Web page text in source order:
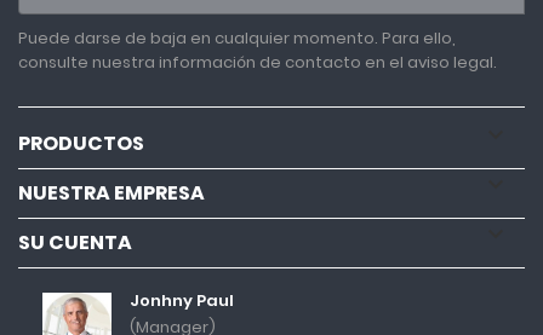
Puede darse de baja en cualquier momento. Para ello,
consulte nuestra información de contacto en el aviso legal.
PRODUCTOS
NUESTRA EMPRESA
SU CUENTA
Jonhny Paul
(Manager)